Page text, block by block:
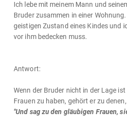
Ich lebe mit meinem Mann und
Bruder zusammen in einer
geistigen Zustand eines Kindes und
vor ihm bedecken muss.
Antwort:
Wenn der Bruder nicht in der Lage
Frauen zu haben, gehört er zu
"Und sag zu den gläubigen Frauen,